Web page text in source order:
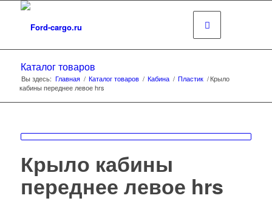
Каталог товаров
Вы здесь: Главная / Каталог товаров / Кабина / Пластик / Крыло
кабины переднее левое hrs
Крыло кабины
переднее левое hrs